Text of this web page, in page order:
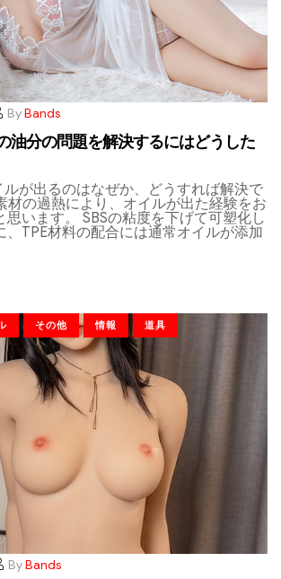
ByBands
油分の問題を解決するにはどうした
ルが出るのはなぜか、どうすれば解決で
材の過熱により、オイルが出た経験をお
います。 SBSの粘度を下げて可塑化し
、TPE材料の配合には通常オイルが添加
その他 情報 道具
ByBands